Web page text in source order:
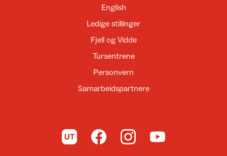
English
Ledige stillinger
Fjell og Vidde
Tursentrene
Personvern
Samarbeidspartnere
Til UT.no Til DNT på Facebook
Til DNT på Instagram
Til DNT på YouTube